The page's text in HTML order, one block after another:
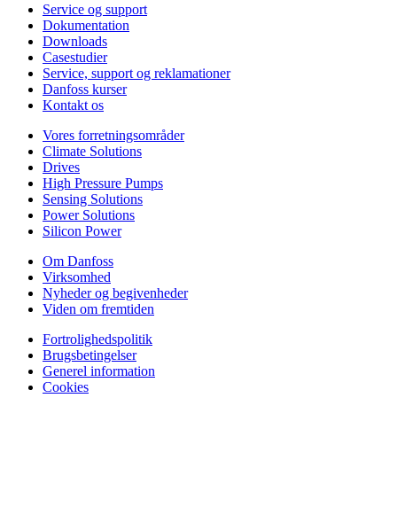
Service og support
Dokumentation
Downloads
Casestudier
Service, support og reklamationer
Danfoss kurser
Kontakt os
Vores forretningsområder
Climate Solutions
Drives
High Pressure Pumps
Sensing Solutions
Power Solutions
Silicon Power
Om Danfoss
Virksomhed
Nyheder og begivenheder
Viden om fremtiden
Fortrolighedspolitik
Brugsbetingelser
Generel information
Cookies